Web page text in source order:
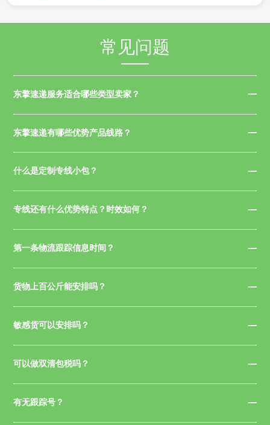
常见问题
东擎速递服务适合哪些类型卖家？
东擎速递有哪些优势产品线路？
什么是定制专线小包？
专线还有什么优势特点？时效如何？
第一条物流跟踪信息时间？
货物上百公斤能安排吗？
敏感货可以安排吗？
可以做双清包税吗？
有无跟踪号？